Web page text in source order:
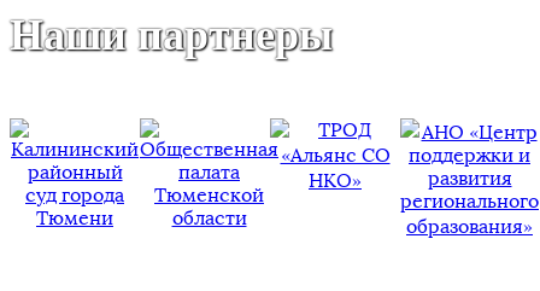
Наши партнеры